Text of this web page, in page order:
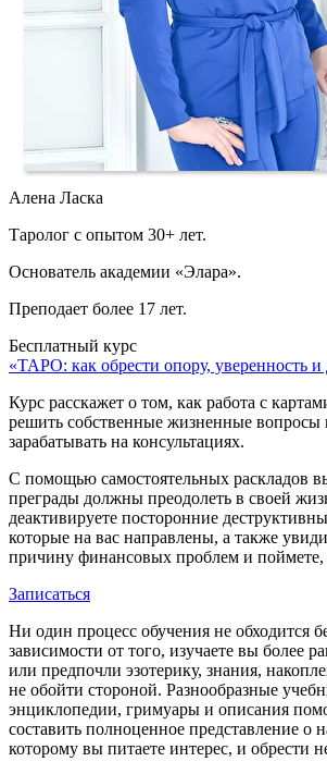
Алена Ласка
Таролог с опытом 30+ лет.
Основатель академии «Элара».
Преподает более 17 лет.
Бесплатный курс
«ТАРО: как обрести опору, уверенность и
Курс расскажет о том, как работа с
решить собственные жизненные вопросы
зарабатывать на консультациях.
С помощью самостоятельных раскладов
преграды должны преодолеть в своей
деактивируете посторонние
которые на вас направлены, а также
причину финансовых проблем и поймете,
Записаться
Ни один процесс обучения не обходится
зависимости от того, изучаете вы более
или предпочли эзотерику, знания,
не обойти стороной. Разнообразные
энциклопедии, гримуары и описания
составить полноценное представление о
которому вы питаете интерес, и обрести